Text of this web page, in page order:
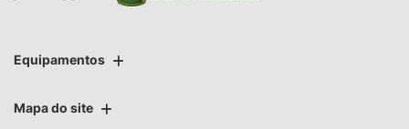
Equipamentos
Mapa do site